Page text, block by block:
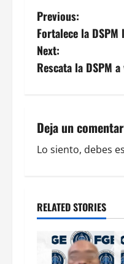
P
o
s
n
a
i
g
Previous:
Fortalece la
Next:
Rescata la DSPM
Deja un
Lo siento, debes
RELATED STORIES